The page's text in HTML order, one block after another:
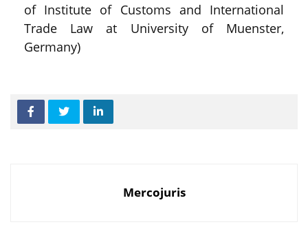
of Institute of Customs and International
Trade Law at University of Muenster,
Germany)
Mercojuris